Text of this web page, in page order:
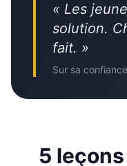
« Les
solution.
fait. »
Sur sa
5